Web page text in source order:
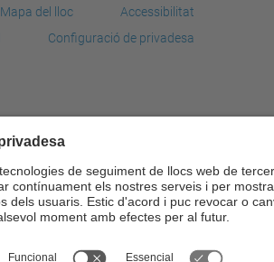
Mapa del lloc
Accessibilitat
Configuració de privadesa